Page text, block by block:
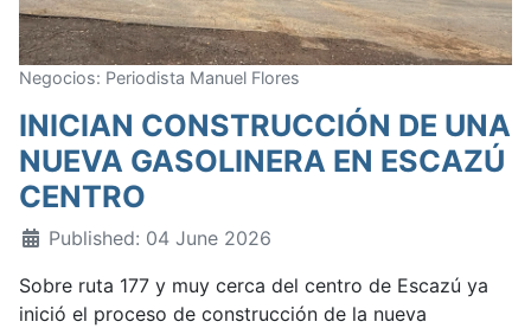
Negocios: Periodista Manuel Flores
INICIAN CONSTRUCCIÓN DE UNA
NUEVA GASOLINERA EN ESCAZÚ
CENTRO
Published: 04 June 2026
Sobre ruta 177 y muy cerca del centro de Escazú ya
inició el proceso de construcción de la nueva